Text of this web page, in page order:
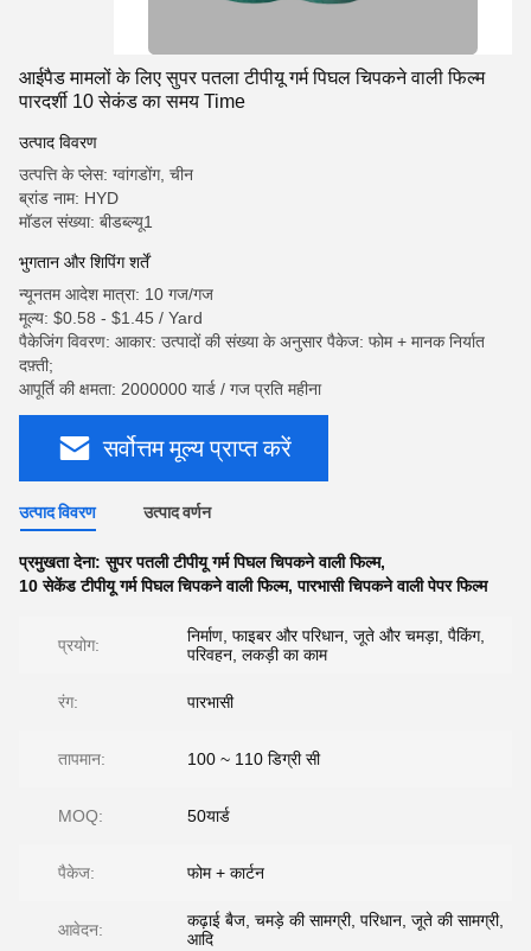
आईपैड मामलों के लिए सुपर पतला टीपीयू गर्म पिघल चिपकने वाली फिल्म
पारदर्शी 10 सेकंड का समय Time
उत्पाद विवरण
उत्पत्ति के प्लेस: ग्वांगडोंग, चीन
ब्रांड नाम: HYD
मॉडल संख्या: बीडब्ल्यू1
भुगतान और शिपिंग शर्तें
न्यूनतम आदेश मात्रा: 10 गज/गज
मूल्य: $0.58 - $1.45 / Yard
पैकेजिंग विवरण: आकार: उत्पादों की संख्या के अनुसार पैकेज: फोम + मानक निर्यात
दफ़्ती;
आपूर्ति की क्षमता: 2000000 यार्ड / गज प्रति महीना
सर्वोत्तम मूल्य प्राप्त करें
उत्पाद विवरण उत्पाद वर्णन
प्रमुखता देना:सुपर पतली टीपीयू गर्म पिघल चिपकने वाली फिल्म,
10 सेकेंड टीपीयू गर्म पिघल चिपकने वाली फिल्म,पारभासी चिपकने वाली पेपर फिल्म
प्रयोग:
निर्माण, फाइबर और परिधान, जूते और चमड़ा, पैकिंग,
परिवहन, लकड़ी का काम
रंग: पारभासी
तापमान: 100 ~ 110 डिग्री सी
MOQ: 50यार्ड
पैकेज: फोम + कार्टन
आवेदन:
कढ़ाई बैज, चमड़े की सामग्री, परिधान, जूते की सामग्री,
आदि